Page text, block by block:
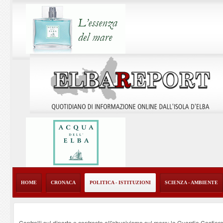
HOME CRONACA POLITICA - ISTITUZIONI SCIENZA - AMBIENTE